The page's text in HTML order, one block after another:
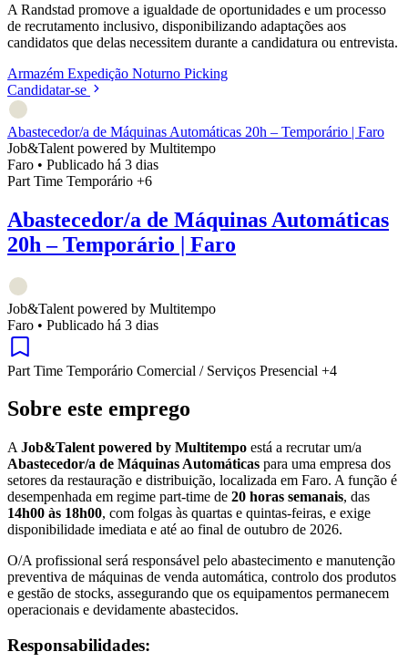
A Randstad promove a igualdade de oportunidades e um processo
de recrutamento inclusivo, disponibilizando adaptações aos
candidatos que delas necessitem durante a candidatura ou entrevista.
Armazém Expedição Noturno Picking
Candidatar-se
Abastecedor/a de Máquinas Automáticas 20h – Temporário | Faro
Job&Talent powered by Multitempo
Faro • Publicado há 3 dias
Part Time Temporário +6
Abastecedor/a de Máquinas Automáticas
20h – Temporário | Faro
Job&Talent powered by Multitempo
Faro • Publicado há 3 dias
Part Time Temporário Comercial / Serviços Presencial +4
Sobre este emprego
A Job&Talent powered by Multitempo está a recrutar um/a
Abastecedor/a de Máquinas Automáticas para uma empresa dos
setores da restauração e distribuição, localizada em Faro. A função é
desempenhada em regime part-time de 20 horas semanais, das
14h00 às 18h00, com folgas às quartas e quintas-feiras, e exige
disponibilidade imediata e até ao final de outubro de 2026.
O/A profissional será responsável pelo abastecimento e manutenção
preventiva de máquinas de venda automática, controlo dos produtos
e gestão de stocks, assegurando que os equipamentos permanecem
operacionais e devidamente abastecidos.
Responsabilidades: